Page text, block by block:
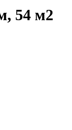
54 м2